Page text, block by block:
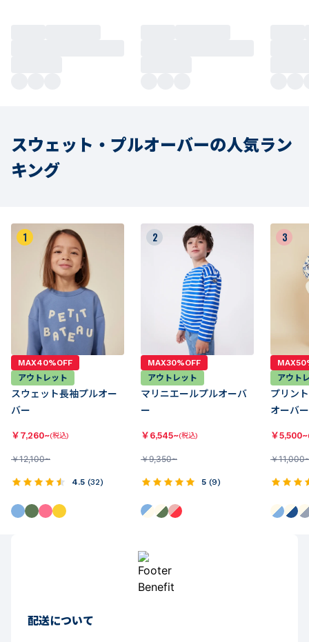
スウェット・プルオーバーの人気ラン
キング
1
MAX40%OFF
アウトレット
スウェット長袖プルオー
バー
￥ 7,260~(税込)
￥12,100~
4.5 (32)
2
MAX30%OFF
アウトレット
マリニエールプルオーバ
ー
￥ 6,545~(税込)
￥9,350~
5 (9)
3
アウト
プリン
オーバー
￥5,500~
￥
配送について